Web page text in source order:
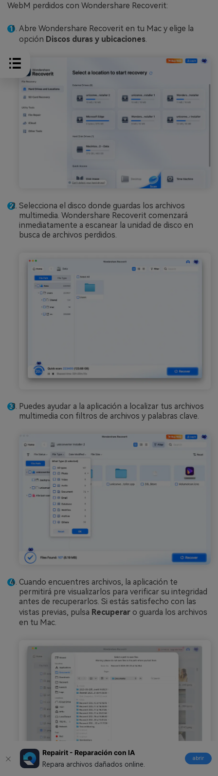
Repairit - Reparación con IA
Repara archivos dañados online.
abrir
WebM perdidos con Wondershare Recoverit:
Abre Wondershare Recoverit en tu Mac y elige la
opción Discos duras y ubicaciones.
Selecciona el disco donde guardas los archivos
multimedia. Wondershare Recoverit comenzará
inmediatamente a escanear la unidad de disco en
busca de archivos perdidos.
Puedes ayudar a la aplicación a localizar tus archivos
multimedia con filtros de archivos y palabras clave.
Cuando encuentres archivos, la aplicación te
permitirá pre visualizarlos para verificar su integridad
antes de recuperarlos. Si estás satisfecho con las
vistas previas, pulsa Recuperar o guarda los archivos
en tu Mac.